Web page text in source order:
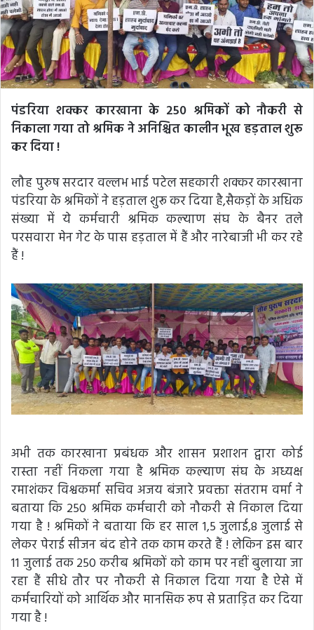
पंडरिया शक्कर कारखाना के 250 श्रमिकों को नौकरी से
निकाला गया तो श्रमिक ने अनिश्चित कालीन भूख हड़ताल शुरू
कर दिया !
लौह पुरुष सरदार वल्लभ भाई पटेल सहकारी शक्कर कारखाना
पंडरिया के श्रमिकों ने हड़ताल शुरू कर दिया है,सैकड़ों के अधिक
संख्या में ये कर्मचारी श्रमिक कल्याण संघ के बैनर तले
परसवारा मेन गेट के पास हड़ताल में हैं और नारेबाजी भी कर रहे
हैं !
अभी तक कारखाना प्रबंधक और शासन प्रशाशन द्वारा कोई
रास्ता नहीं निकला गया है श्रमिक कल्याण संघ के अध्यक्ष
रमाशंकर विश्वकर्मा सचिव अजय बंजारे प्रवक्ता संतराम वर्मा ने
बताया कि 250 श्रमिक कर्मचारी को नौकरी से निकाल दिया
गया है ! श्रमिकों ने बताया कि हर साल 1,5 जुलाई,8 जुलाई से
लेकर पेराई सीजन बंद होने तक काम करते हैं ! लेकिन इस बार
11 जुलाई तक 250 करीब श्रमिकों को काम पर नहीं बुलाया जा
रहा हैं सीधे तौर पर नौकरी से निकाल दिया गया है ऐसे में
कर्मचारियों को आर्थिक और मानसिक रूप से प्रताड़ित कर दिया
गया है !